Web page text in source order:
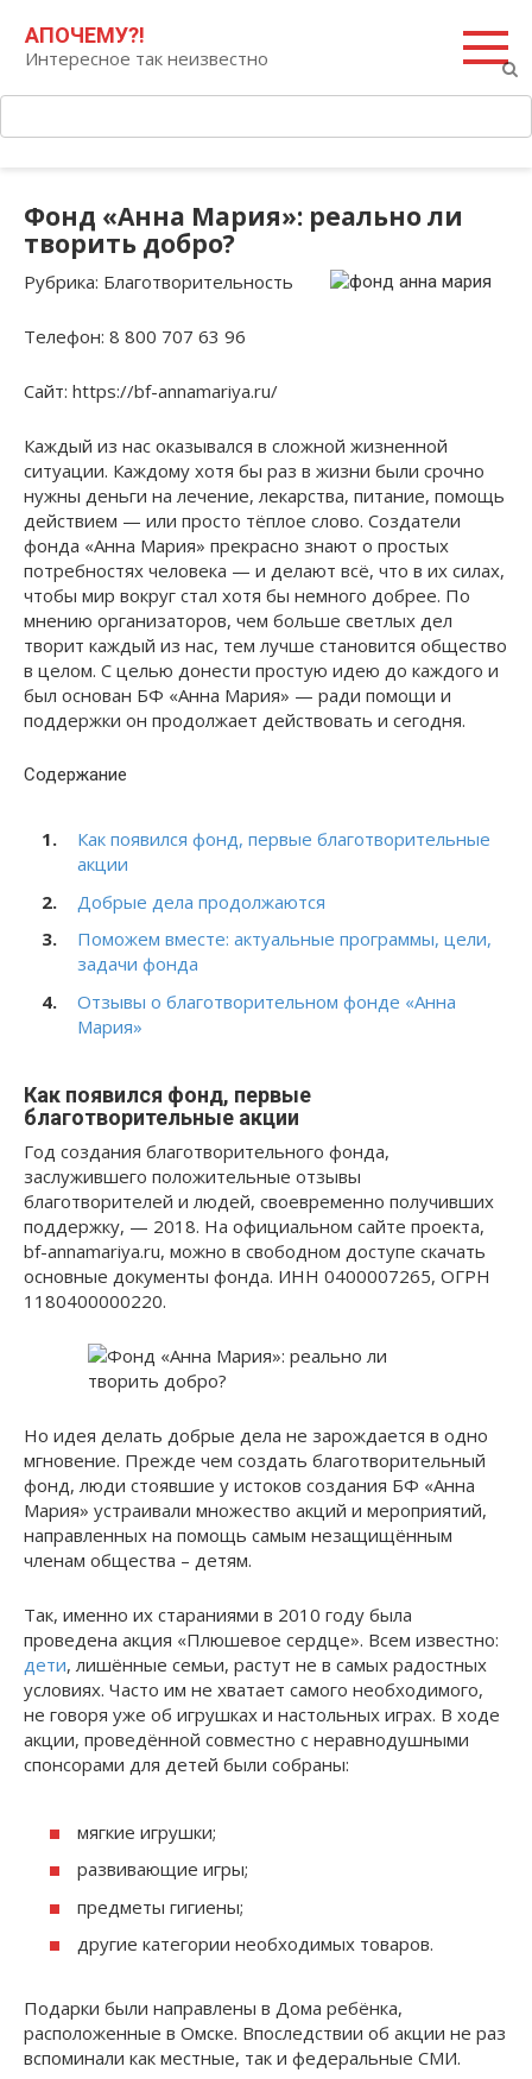
контенту
АПОЧЕМУ?!
Интересное так неизвестно
Фонд «Анна Мария»: реально ли
творить добро?
Рубрика: Благотворительность
Телефон: 8 800 707 63 96
Сайт: https://bf-annamariya.ru/
Каждый из нас оказывался в сложной жизненной
ситуации. Каждому хотя бы раз в жизни были срочно
нужны деньги на лечение, лекарства, питание, помощь
действием — или просто тёплое слово. Создатели
фонда «Анна Мария» прекрасно знают о простых
потребностях человека — и делают всё, что в их силах,
чтобы мир вокруг стал хотя бы немного добрее. По
мнению организаторов, чем больше светлых дел
творит каждый из нас, тем лучше становится общество
в целом. С целью донести простую идею до каждого и
был основан БФ «Анна Мария» — ради помощи и
поддержки он продолжает действовать и сегодня.
Содержание
Как появился фонд, первые благотворительные
акции
Добрые дела продолжаются
Поможем вместе: актуальные программы, цели,
задачи фонда
Отзывы о благотворительном фонде «Анна
Мария»
Как появился фонд, первые
благотворительные акции
Год создания благотворительного фонда,
заслужившего положительные отзывы
благотворителей и людей, своевременно получивших
поддержку, — 2018. На официальном сайте проекта,
bf-annamariya.ru, можно в свободном доступе скачать
основные документы фонда. ИНН 0400007265, ОГРН
1180400000220.
Но идея делать добрые дела не зарождается в одно
мгновение. Прежде чем создать благотворительный
фонд, люди стоявшие у истоков создания БФ «Анна
Мария» устраивали множество акций и мероприятий,
направленных на помощь самым незащищённым
членам общества – детям.
Так, именно их стараниями в 2010 году была
проведена акция «Плюшевое сердце». Всем известно:
дети, лишённые семьи, растут не в самых радостных
условиях. Часто им не хватает самого необходимого,
не говоря уже об игрушках и настольных играх. В ходе
акции, проведённой совместно с неравнодушными
спонсорами для детей были собраны:
мягкие игрушки;
развивающие игры;
предметы гигиены;
другие категории необходимых товаров.
Подарки были направлены в Дома ребёнка,
расположенные в Омске. Впоследствии об акции не раз
вспоминали как местные, так и федеральные СМИ.